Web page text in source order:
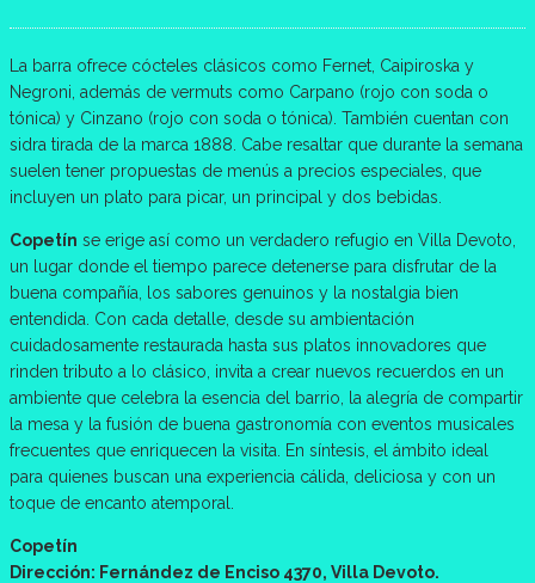
La barra ofrece cócteles clásicos como Fernet, Caipiroska y
Negroni, además de vermuts como Carpano (rojo con soda o
tónica) y Cinzano (rojo con soda o tónica). También cuentan con
sidra tirada de la marca 1888. Cabe resaltar que durante la semana
suelen tener propuestas de menús a precios especiales, que
incluyen un plato para picar, un principal y dos bebidas.
Copetín se erige así como un verdadero refugio en Villa Devoto,
un lugar donde el tiempo parece detenerse para disfrutar de la
buena compañía, los sabores genuinos y la nostalgia bien
entendida. Con cada detalle, desde su ambientación
cuidadosamente restaurada hasta sus platos innovadores que
rinden tributo a lo clásico, invita a crear nuevos recuerdos en un
ambiente que celebra la esencia del barrio, la alegría de compartir
la mesa y la fusión de buena gastronomía con eventos musicales
frecuentes que enriquecen la visita. En síntesis, el ámbito ideal
para quienes buscan una experiencia cálida, deliciosa y con un
toque de encanto atemporal.
Copetín
Dirección: Fernández de Enciso 4370, Villa Devoto.